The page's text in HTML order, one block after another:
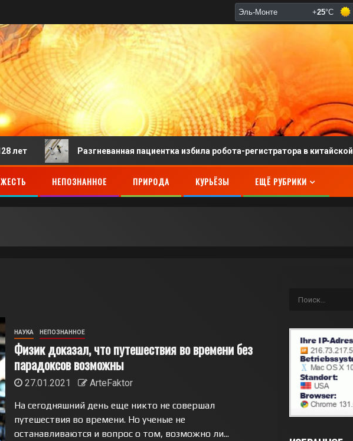
Разгневанная пациентка избила робота-регистратора в китайской больнице
ЖЕСТЬ НЕПОЗНАННОЕ ПРИРОДА КУРЬЁЗЫ ЕЩЁ РУБРИКИ
НАУКА НЕПОЗНАННОЕ
Физик доказал, что путешествия во времени без
парадоксов возможны
27.01.2021
ArteFaktor
На сегодняшний день еще никто не совершал
путешествия во времени. Но ученые не
останавливаются и вопрос о том, возможно ли...